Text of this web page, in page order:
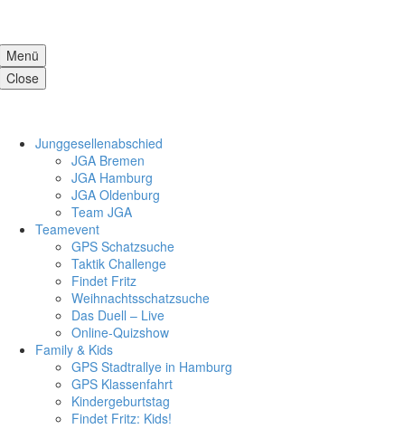
Menü
Close
Jung­ge­sel­len­ab­schied
JGA Bre­men
JGA Ham­burg
JGA Olden­burg
Team JGA
Team­e­vent
GPS Schatz­su­che
Tak­tik Chall­enge
Fin­det Fritz
Weih­nachts­schatz­su­che
Das Duell – Live
Online-Qui­z­­show
Fami­ly & Kids
GPS Stadt­ral­lye in Ham­burg
GPS Klas­sen­fahrt
Kin­der­ge­burts­tag
Fin­det Fritz: Kids!